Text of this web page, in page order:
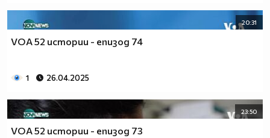
20:31
VOA 52 истории - епизод 74
1 26.04.2025
23:50
VOA 52 истории - епизод 73